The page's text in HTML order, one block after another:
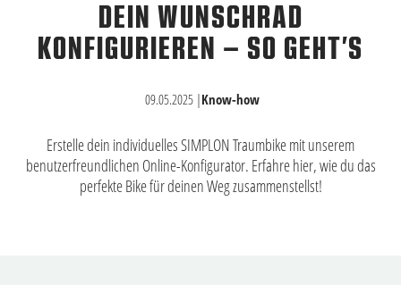
DEIN WUNSCHRAD
KONFIGURIEREN – SO GEHT’S
09.05.2025 |Know-how
Erstelle dein individuelles SIMPLON Traumbike mit unserem
benutzerfreundlichen Online-Konfigurator. Erfahre hier, wie du das
perfekte Bike für deinen Weg zusammenstellst!